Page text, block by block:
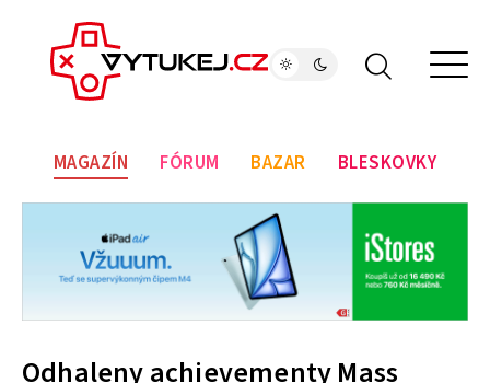
MAGAZÍN FÓRUM BAZAR BLESKOVKY
Odhaleny achievementy Mass